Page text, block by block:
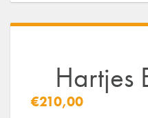
Hartjes
€210,00